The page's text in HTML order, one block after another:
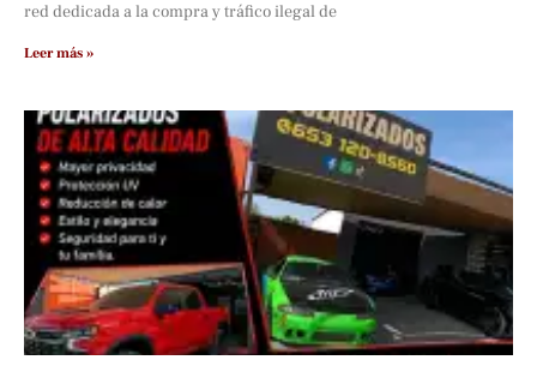
red dedicada a la compra y tráfico ilegal de
Leer más »